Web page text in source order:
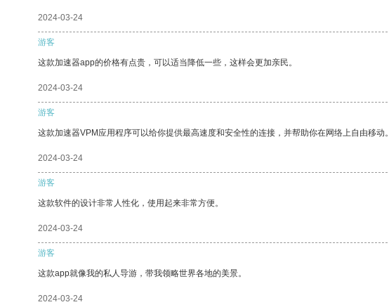
2024-03-24
游客
这款加速器app的价格有点贵，可以适当降低一些，这样会更加亲民。
2024-03-24
游客
这款加速器VPM应用程序可以给你提供最高速度和安全性的连接，并帮助你在网络上自由移动。
2024-03-24
游客
这款软件的设计非常人性化，使用起来非常方便。
2024-03-24
游客
这款app就像我的私人导游，带我领略世界各地的美景。
2024-03-24